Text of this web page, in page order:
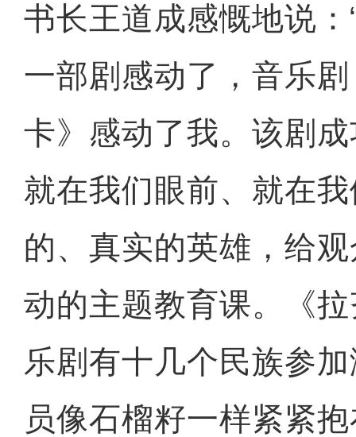
书长王道成感慨地说
一部剧感动了，音乐
卡》感动了我。该剧
就在我们眼前、就在
的、真实的英雄，给
动的主题教育课。《
乐剧有十几个民族参
员像石榴籽一样紧紧